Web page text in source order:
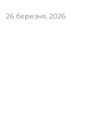
26 березня, 2026